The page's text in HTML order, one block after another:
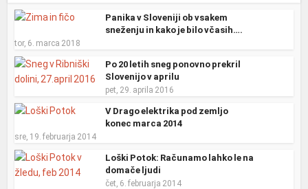
Panika v Sloveniji ob vsakem
sneženju in kako je bilo včasih….
tor, 6. marca 2018
Po 20 letih sneg ponovno prekril
Slovenijo v aprilu
pet, 29. aprila 2016
V Drago elektrika pod zemljo
konec marca 2014
sre, 19. februarja 2014
Loški Potok: Računamo lahko le na
domače ljudi
čet, 6. februarja 2014